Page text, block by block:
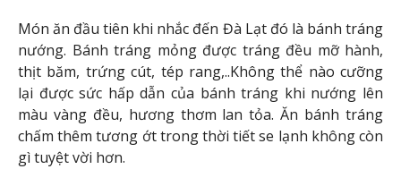
Món ăn đầu tiên khi nhắc đến Đà Lạt đó là bánh tráng
nướng. Bánh tráng mỏng được tráng đều mỡ hành,
thịt băm, trứng cút, tép rang,..Không thể nào cưỡng
lại được sức hấp dẫn của bánh tráng khi nướng lên
màu vàng đều, hương thơm lan tỏa. Ăn bánh tráng
chấm thêm tương ớt trong thời tiết se lạnh không còn
gì tuyệt vời hơn.